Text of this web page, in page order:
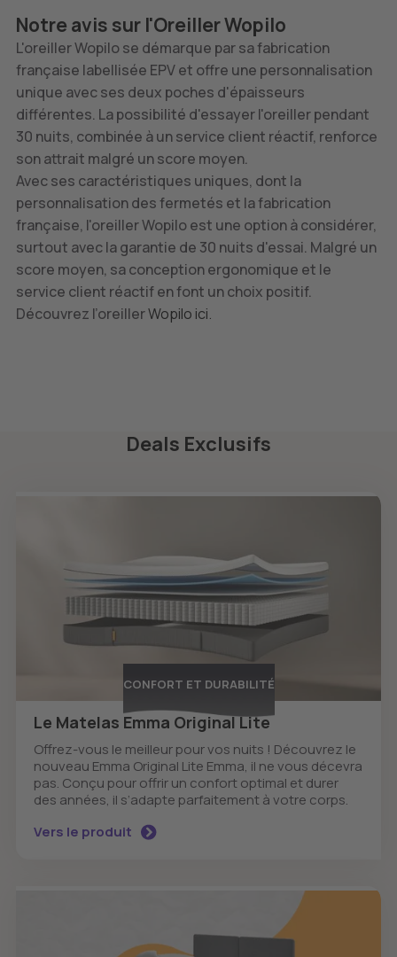
Notre avis sur l'Oreiller Wopilo
L'oreiller Wopilo se démarque par sa fabrication
française labellisée EPV et offre une personnalisation
unique avec ses deux poches d'épaisseurs
différentes. La possibilité d'essayer l'oreiller pendant
30 nuits, combinée à un service client réactif, renforce
son attrait malgré un score moyen.
Avec ses caractéristiques uniques, dont la
personnalisation des fermetés et la fabrication
française, l'oreiller Wopilo est une option à considérer,
surtout avec la garantie de 30 nuits d'essai. Malgré un
score moyen, sa conception ergonomique et le
service client réactif en font un choix positif.
Découvrez l’oreillerWopilo ici.
Deals Exclusifs
CONFORT ET DURABILITÉ
Le Matelas Emma Original Lite
Offrez-vous le meilleur pour vos nuits ! Découvrez le
nouveau Emma Original Lite Emma, il ne vous décevra
pas. Conçu pour offrir un confort optimal et durer
des années, il s’adapte parfaitement à votre corps.
Vers le produit